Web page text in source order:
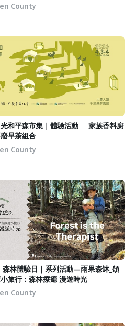
County
和平森市集｜體驗活動──家族香料廚
早茶組合
County
森林體驗日｜系列活動—雨果森缽_頌
旅行：森林療癒 漫遊時光
County